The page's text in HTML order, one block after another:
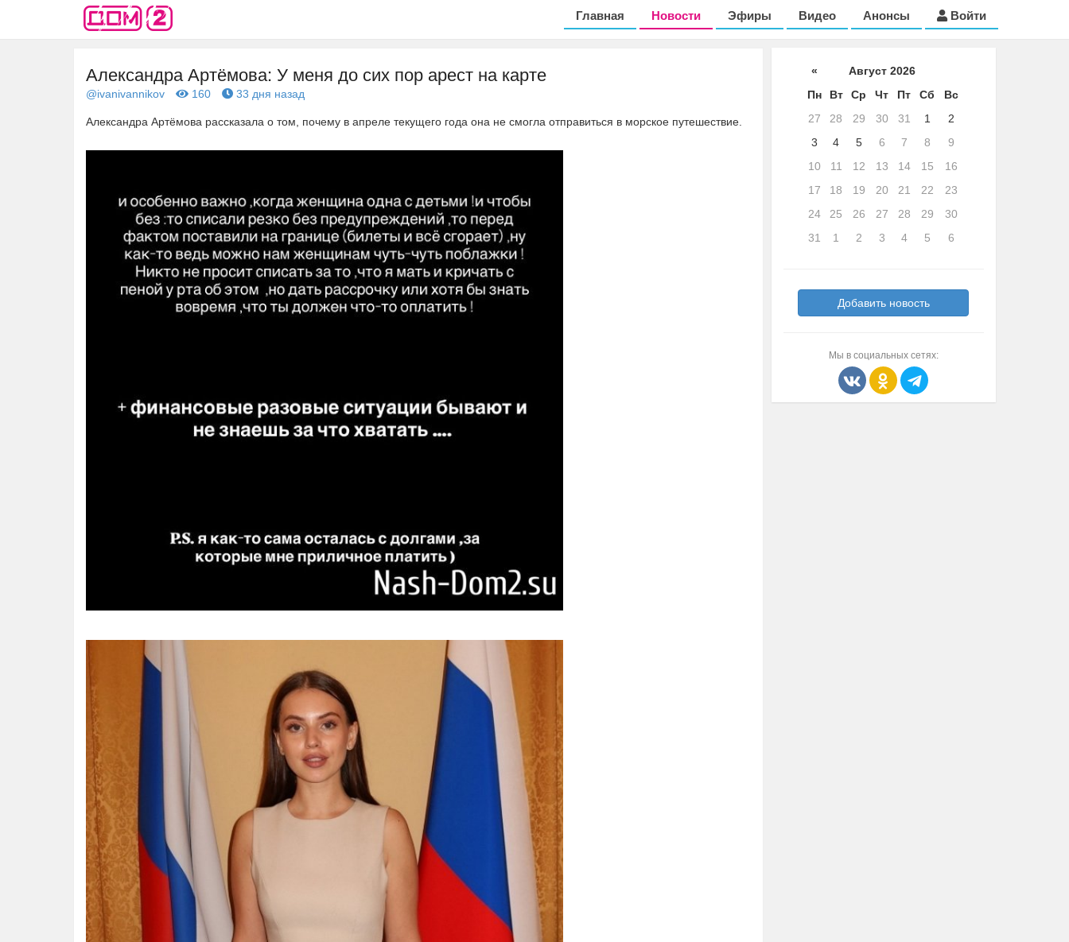
Главная Новости Эфиры Видео Анонсы Войти
Александра Артёмова: У меня до сих пор арест на карте
@ivanivannikov 160 33 дня назад
Александра Артёмова рассказала о том, почему в апреле текущего года она не смогла отправиться в морское путешествие.
«
Август 2026
Пн
Вт Ср Чт Пт Сб
Вс
27
28 29 30 31 1
2
3
4 5 6 7 8
9
10
11 12 13 14 15
16
17
18 19 20 21 22
23
24
25 26 27 28 29
30
31
1 2 3 4 5 6
Добавить новость
Мы в социальных сетях: